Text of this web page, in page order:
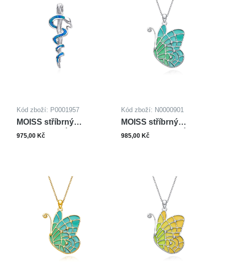
Kód zboží: P0001957
MOISS stříbrný
přívěsek OPÁL
975,00 Kč
Kód zboží: N0000901
MOISS stříbrný
náhrdelník MOTÝL
985,00 Kč